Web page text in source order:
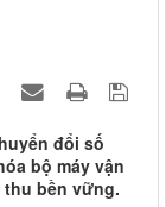
đổi số
bộ máy vận
bền vững.